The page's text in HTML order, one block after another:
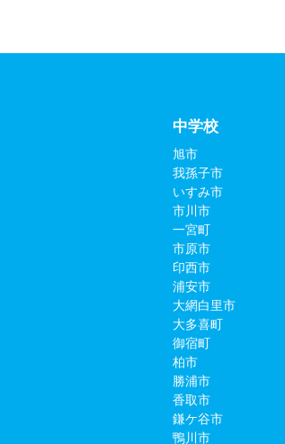
中学校
旭市
我孫子市
いすみ市
市川市
一宮町
市原市
印西市
浦安市
大網白里市
大多喜町
御宿町
柏市
勝浦市
香取市
鎌ケ谷市
鴨川市